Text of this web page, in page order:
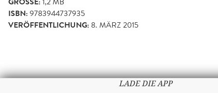
ISBN:9783944737935
VERÖFFENTLICHUNG: 8. MÄRZ 2015
LADE DIE APP